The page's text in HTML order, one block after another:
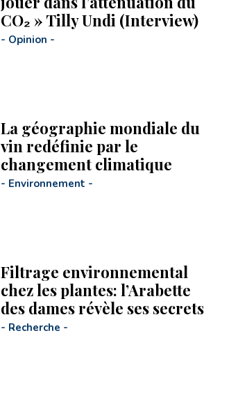
CO₂ » Tilly Undi (Interview)
- Opinion -
La géographie mondiale du
vin redéfinie par le
changement climatique
- Environnement -
Filtrage environnemental
chez les plantes: l’Arabette
des dames révèle ses secrets
- Recherche -